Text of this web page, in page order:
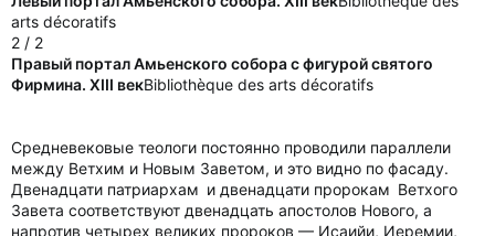
arts décoratifs
2 / 2
Правый портал Амьенского собора с фигурой святого
Фирмина. XIII векBibliothèque des arts décoratifs
Средневековые теологи постоянно проводили параллели
между Ветхим и Новым Заветом, и это видно по фасаду.
Двенадцати патриархам и двенадцати пророкам Ветхого
Завета соответствуют двенадцать апостолов Нового, а
напротив четырех великих пророков — Исаийи, Иеремии,